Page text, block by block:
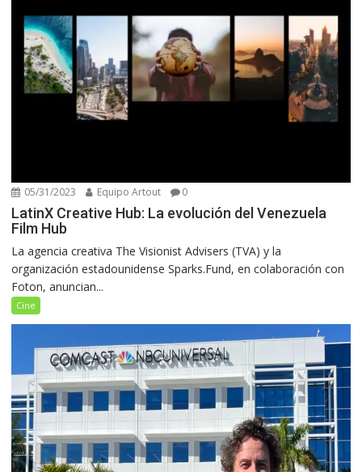
05/31/2023 Equipo Artout 0
LatinX Creative Hub: La evolución del Venezuela
Film Hub
La agencia creativa The Visionist Advisers (TVA) y la
organización estadounidense Sparks.Fund, en colaboración con
Foton, anuncian...
Cine